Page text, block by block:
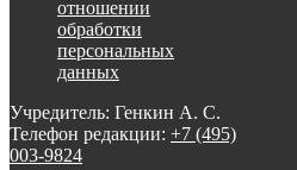
отношении
обработки
персональных
данных
Учредитель: Генкин А. С.
Телефон редакции: +7 (495)
003-9824